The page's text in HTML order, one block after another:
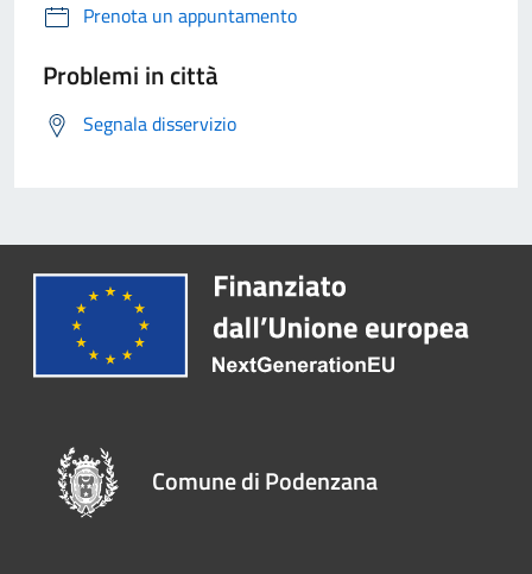
Prenota un appuntamento
Problemi in città
Segnala disservizio
Comune di Podenzana